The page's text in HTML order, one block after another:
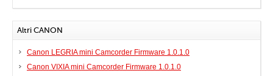
Altri CANON
Canon LEGRIA mini Camcorder Firmware 1.0.1.0
Canon VIXIA mini Camcorder Firmware 1.0.1.0